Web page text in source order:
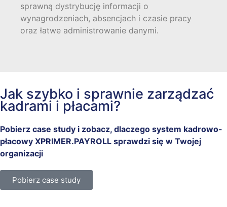
sprawną dystrybucję informacji o
wynagrodzeniach, absencjach i czasie pracy
oraz łatwe administrowanie danymi.
Jak szybko i sprawnie zarządzać
kadrami i płacami?
Pobierz case study i zobacz, dlaczego system kadrowo-
płacowy XPRIMER.PAYROLL sprawdzi się w Twojej
organizacji
Pobierz case study